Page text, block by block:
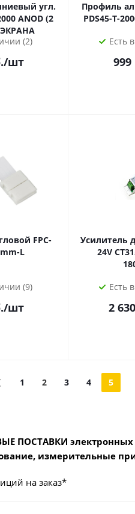
угл.
ANOD (2
(2)
/шт
Профиль
PDS45-T-
Есть
999
FPC-
L
(9)
/шт
Усилитель
24V CT315-1CH (12/24V
Есть
2 630
1 2 3 4 5
ПОСТАВКИ
измерительные
на заказ*